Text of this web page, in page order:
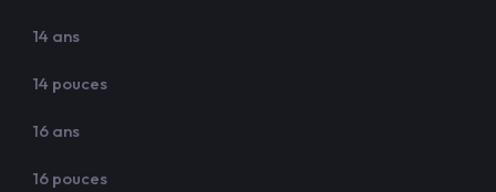
14 ans
14 pouces
16 ans
16 pouces